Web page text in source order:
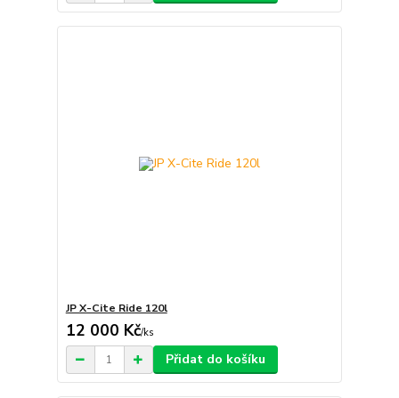
JP X-Cite Ride 120l
12 000 Kč/ks
Přidat do košíku